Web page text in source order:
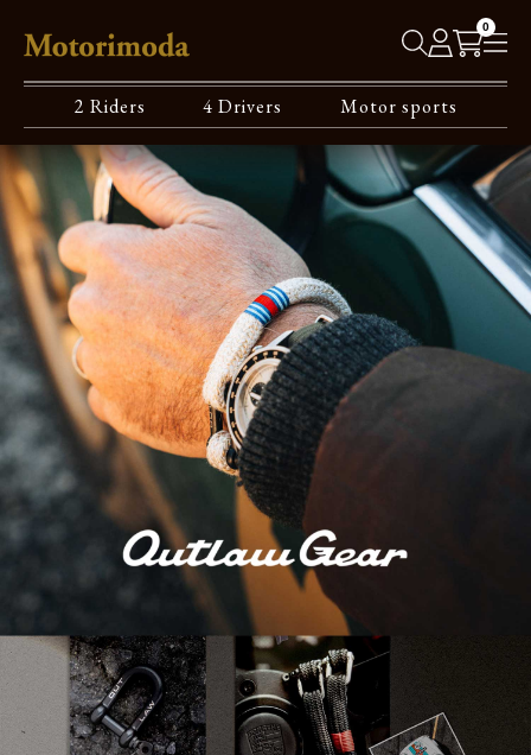
0
2 Riders 4 Drivers Motor sports
harmonization of the
MOTOR
＋
MODE